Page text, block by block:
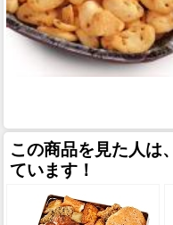
この商品を見た人は
ています！